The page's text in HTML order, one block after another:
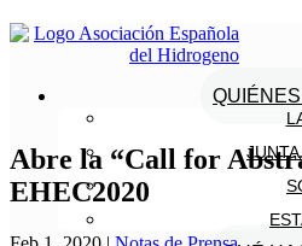
Abre la “Call for
EHEC2020